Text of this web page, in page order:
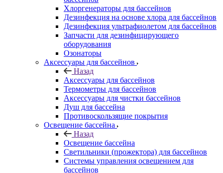
Хлоргенераторы для бассейнов
Дезинфекция на основе хлора для бассейнов
Дезинфекция ультрафиолетом для бассейнов
Запчасти для дезинфицирующего
оборудования
Озонаторы
Аксессуары для бассейнов
Назад
Аксессуары для бассейнов
Термометры для бассейнов
Аксессуары для чистки бассейнов
Душ для бассейна
Противоскользящие покрытия
Освещение бассейна
Назад
Освещение бассейна
Светильники (прожектора) для бассейнов
Системы управления освещением для
бассейнов